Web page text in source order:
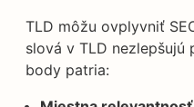
TLD môžu ovplyvniť
slová v TLD
body patria: